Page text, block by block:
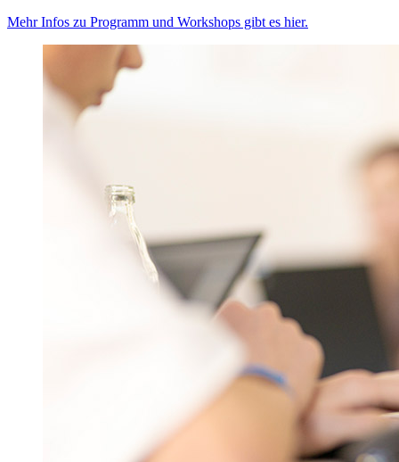
Mehr Infos zu Programm und Workshops gibt es hier.